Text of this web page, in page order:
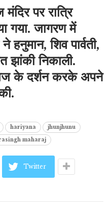
पर रात्रि
गया. जागरण में
शिव पार्वती,
झांकी निकाली.
के दर्शन करके अपने
hariyana
jhunjhunu
maharaj
Twitter